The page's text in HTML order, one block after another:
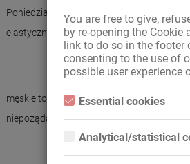
You are free to give,
by re-opening the Cookie
link to do so in the footer
consenting to the use of
possible user experience
Essential cookies
Essential cookies are all
properly without these
Analytical/statistical
Analytical or statistical
Poniedziałek , Wtorek Środa Czwartek ,
elastyczny czas pracy
męskie towarzystwo
niepożądane